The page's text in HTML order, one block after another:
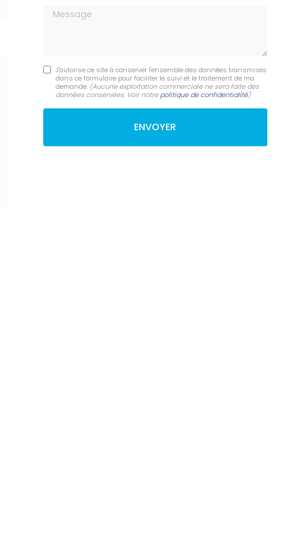
Message
J'autorise ce site à conserver l'ensemble des données transmises
dans ce formulaire pour faciliter le suivi et le traitement de ma
demande. (Aucune exploitation commerciale ne sera faite des
données conservées. Voir notre politique de confidentialité)